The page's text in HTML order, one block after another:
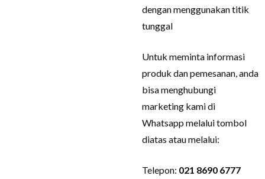
dengan menggunakan titik
tunggal
Untuk meminta informasi
produk dan pemesanan, anda
bisa menghubungi
marketing kami di
Whatsapp melalui tombol
diatas atau melalui:
Telepon: 021 8690 6777